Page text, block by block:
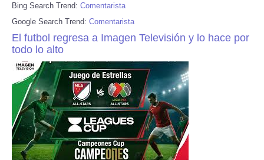
Bing Search Trend: Comentarista
Google Search Trend: Comentarista
El futbol regresa a Imagen Televisión y lo hace por
todo lo alto